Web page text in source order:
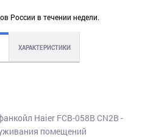
России в течении недели.
ХАРАКТЕРИСТИКИ
Haier FCB-058B CN2B -
помещений